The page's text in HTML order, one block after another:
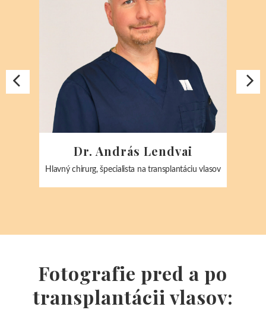
Dr. András Lendvai
Hlavný chirurg, špecialista na transplantáciu vlasov
Fotografie pred a po
transplantácii vlasov: